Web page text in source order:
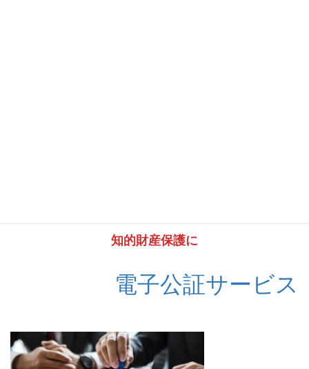
知的財産保護に
電子公証サービス